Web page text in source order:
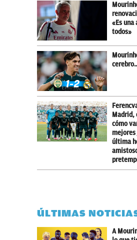
«Es una
todos»
Madrid,
cómo
mejores
última
ÚLTIMAS
A